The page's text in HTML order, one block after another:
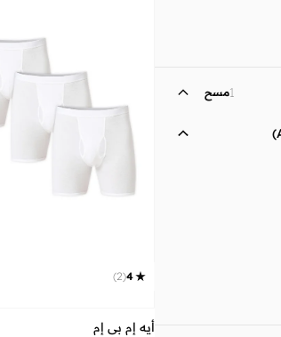
1مسح
4
(
2
)
أيه إم بي إم